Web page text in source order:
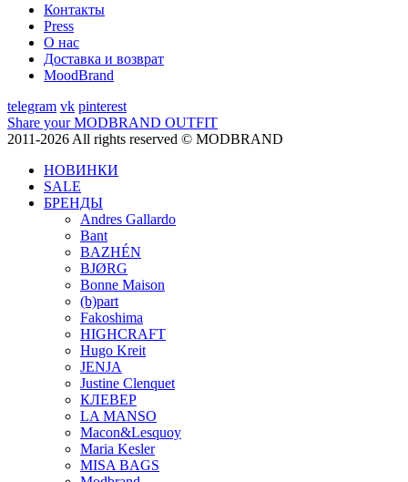
Контакты
Press
О нас
Доставка и возврат
MoodBrand
telegram vk pinterest
Share your MODBRAND OUTFIT
2011-2026 All rights reserved © MODBRAND
НОВИНКИ
SALE
БРЕНДЫ
Andres Gallardo
Bant
BAZHÉN
BJØRG
Bonne Maison
(b)part
Fakoshima
HIGHCRAFT
Hugo Kreit
JENJA
Justine Clenquet
КЛЕВЕР
LA MANSO
Macon&Lesquoy
Maria Kesler
MISA BAGS